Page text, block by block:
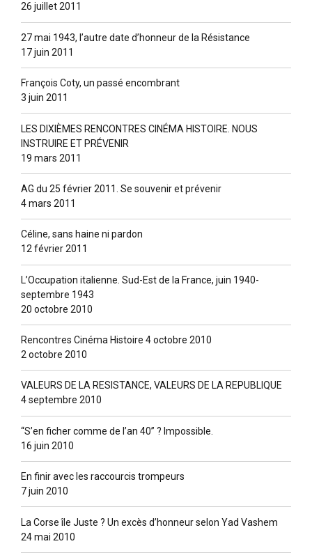
26 juillet 2011
27 mai 1943, l’autre date d’honneur de la Résistance
17 juin 2011
François Coty, un passé encombrant
3 juin 2011
LES DIXIÈMES RENCONTRES CINÉMA HISTOIRE. NOUS
INSTRUIRE ET PRÉVENIR
19 mars 2011
AG du 25 février 2011. Se souvenir et prévenir
4 mars 2011
Céline, sans haine ni pardon
12 février 2011
L’Occupation italienne. Sud-Est de la France, juin 1940-
septembre 1943
20 octobre 2010
Rencontres Cinéma Histoire 4 octobre 2010
2 octobre 2010
VALEURS DE LA RESISTANCE, VALEURS DE LA REPUBLIQUE
4 septembre 2010
“S’en ficher comme de l’an 40” ? lmpossible.
16 juin 2010
En finir avec les raccourcis trompeurs
7 juin 2010
La Corse île Juste ? Un excès d’honneur selon Yad Vashem
24 mai 2010